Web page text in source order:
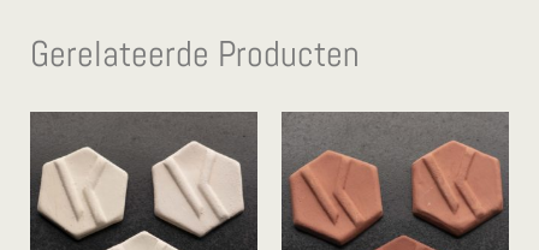
Gerelateerde Producten